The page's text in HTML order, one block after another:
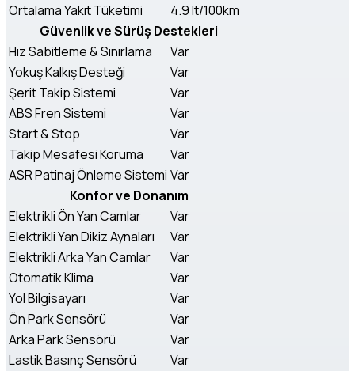
Ortalama Yakıt Tüketimi
4.9 lt/100km
Güvenlik ve Sürüş Destekleri
Hız Sabitleme & Sınırlama
Var
Yokuş Kalkış Desteği
Var
Şerit Takip Sistemi
Var
ABS Fren Sistemi
Var
Start & Stop
Var
Takip Mesafesi Koruma
Var
ASR Patinaj Önleme Sistemi Var
Konfor ve Donanım
Elektrikli Ön Yan Camlar
Var
Elektrikli Yan Dikiz Aynaları
Var
Elektrikli Arka Yan Camlar
Var
Otomatik Klima
Var
Yol Bilgisayarı
Var
Ön Park Sensörü
Var
Arka Park Sensörü
Var
Lastik Basınç Sensörü
Var